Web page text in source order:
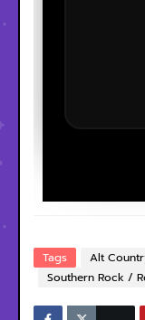
Tags Alt
Southern Rock /